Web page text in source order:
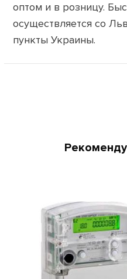
оптом и в розницу.
осуществляется со
пункты Украины.